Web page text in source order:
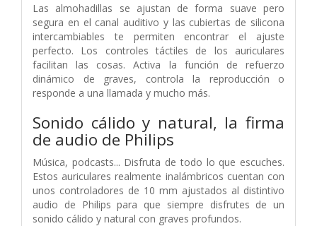
Las almohadillas se ajustan de forma suave pero
segura en el canal auditivo y las cubiertas de silicona
intercambiables te permiten encontrar el ajuste
perfecto. Los controles táctiles de los auriculares
facilitan las cosas. Activa la función de refuerzo
dinámico de graves, controla la reproducción o
responde a una llamada y mucho más.
Sonido cálido y natural, la firma
de audio de Philips
Música, podcasts... Disfruta de todo lo que escuches.
Estos auriculares realmente inalámbricos cuentan con
unos controladores de 10 mm ajustados al distintivo
audio de Philips para que siempre disfrutes de un
sonido cálido y natural con graves profundos.